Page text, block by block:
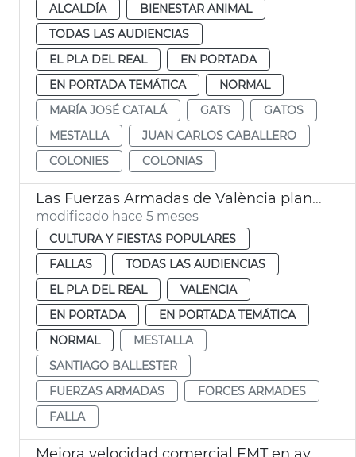
ALCALDÍA
BIENESTAR ANIMAL
TODAS LAS AUDIENCIAS
EL PLA DEL REAL
EN PORTADA
EN PORTADA TEMÁTICA
NORMAL
MARÍA JOSÉ CATALÁ
GATS
GATOS
MESTALLA
JUAN CARLOS CABALLERO
COLONIES
COLONIAS
Las Fuerzas Armadas de València plantan una falla
modificado hace 5 meses
CULTURA Y FIESTAS POPULARES
FALLAS
TODAS LAS AUDIENCIAS
EL PLA DEL REAL
VALENCIA
EN PORTADA
EN PORTADA TEMÁTICA
NORMAL
MESTALLA
SANTIAGO BALLESTER
FUERZAS ARMADAS
FORCES ARMADES
FALLA
Mejora velocidad comercial EMT en avenida Blasco IBÁÑEZ València